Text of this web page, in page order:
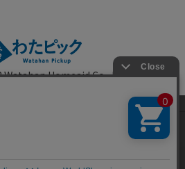
Watahan Homeaid Co., Ltd.
Partners Co., Ltd.
により良いサービス
を利用しています。
より、クッキーの使
同意する